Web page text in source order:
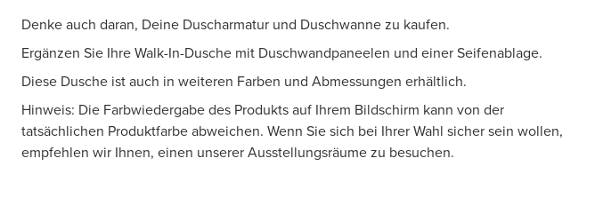
Denke auch daran, Deine Duscharmatur und Duschwanne zu kaufen.
Ergänzen Sie Ihre Walk-In-Dusche mit Duschwandpaneelen und einer Seifenablage.
Diese Dusche ist auch in weiteren Farben und Abmessungen erhältlich.
Hinweis: Die Farbwiedergabe des Produkts auf Ihrem Bildschirm kann von der
tatsächlichen Produktfarbe abweichen. Wenn Sie sich bei Ihrer Wahl sicher sein wollen,
empfehlen wir Ihnen, einen unserer Ausstellungsräume zu besuchen.